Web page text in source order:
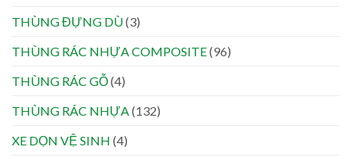
THÙNG ĐỰNG DÙ(3)
THÙNG RÁC NHỰA COMPOSITE(96)
THÙNG RÁC GỖ(4)
THÙNG RÁC NHỰA(132)
XE DỌN VỆ SINH (4)